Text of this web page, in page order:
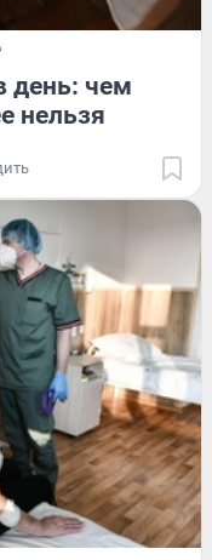
день: чем
нельзя